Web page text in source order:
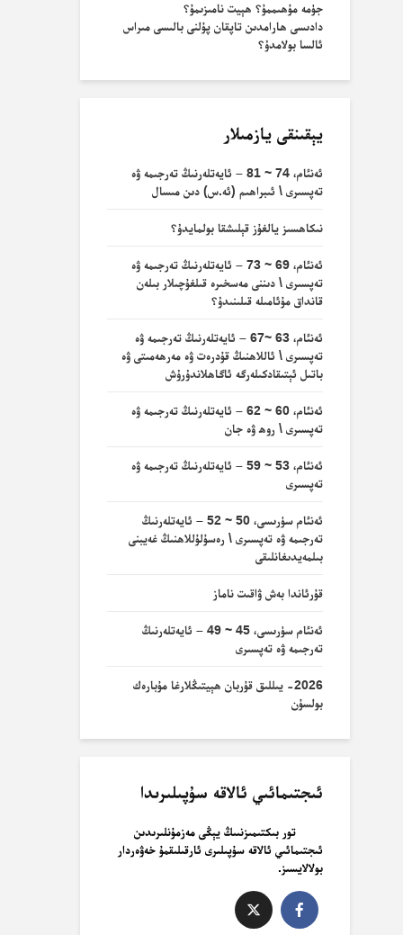
جۈمە مۇھىممۇ؟ ھېيت نامىزىمۇ؟
دادىسى ھارامدىن تاپقان پۇلنى بالىسى مىراس
ئالسا بولامدۇ؟
يېقىنقى يازمىلار
ئەنئام، 74 ~ 81 – ئايەتلەرنىڭ تەرجىمە ۋە
تەپسىرى \ ئىبراھىم (ئە.س) دىن مىسال
نىكاھسىز يالغۇز قېلىشقا بولمايدۇ؟
ئەنئام، 69 ~ 73 – ئايەتلەرنىڭ تەرجىمە ۋە
تەپسىرى \ دىننى مەسخىرە قىلغۇچىلار بىلەن
قانداق مۇئامىلە قىلىنىدۇ؟
ئەنئام، 63 ~67 – ئايەتلەرنىڭ تەرجىمە ۋە
تەپسىرى \ ئاللاھنىڭ قۇدرەت ۋە مەرھەمىتى ۋە
باتىل ئېتىقادكىلەرگە ئاگاھلاندۇرۇش
ئەنئام، 60 ~ 62 – ئايەتلەرنىڭ تەرجىمە ۋە
تەپسىرى \ روھ ۋە جان
ئەنئام، 53 ~ 59 – ئايەتلەرنىڭ تەرجىمە ۋە
تەپسىرى
ئەنئام سۈرىسى، 50 ~ 52 – ئايەتلەرنىڭ
تەرجىمە ۋە تەپسىرى \ رەسۇلۇللاھنىڭ غەيبنى
بىلمەيدىغانلىقى
قۇرئاندا بەش ۋاقىت ناماز
ئەنئام سۈرىسى، 45 ~ 49 – ئايەتلەرنىڭ
تەرجىمە ۋە تەپسىرى
2026- يىللىق قۇربان ھېيتىڭلارغا مۇبارەك
بولسۇن
ئىجتىمائىي ئالاقە سۇپىلىرىدا
تور بىكتىمىزنىىڭ يېڭى مەزمۇنلىرىدىن
ئىجتىمائىي ئالاقە سۇپىلىرى ئارقىلىقمۇ خەۋەردار
بولالايسىز.